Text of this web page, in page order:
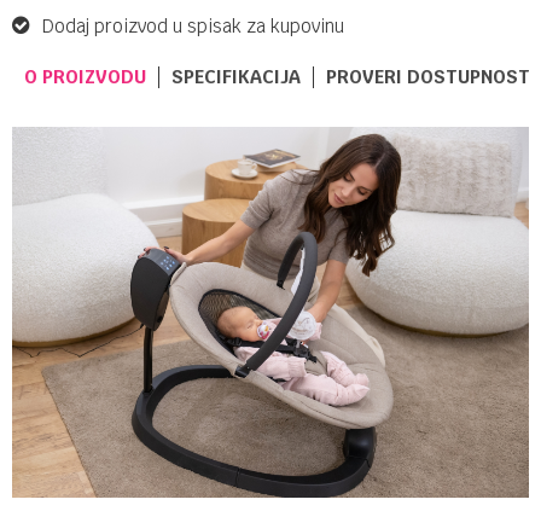
Dodaj proizvod u spisak za kupovinu
O PROIZVODU SPECIFIKACIJA PROVERI DOSTUPNOST